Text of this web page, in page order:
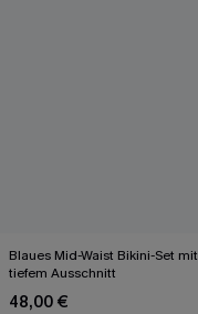
Blaues Mid-Waist Bikini-Set mit
tiefem Ausschnitt
48,00 €